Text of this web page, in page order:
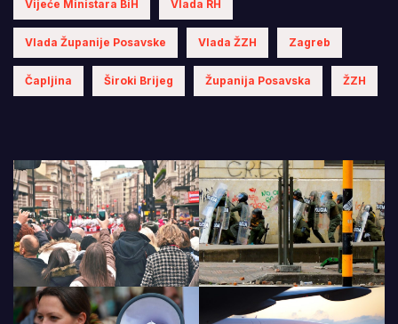
Vijeće Ministara BiH Vlada RH
Vlada Županije Posavske Vlada ŽZH Zagreb
Čapljina Široki Brijeg Županija Posavska ŽZH